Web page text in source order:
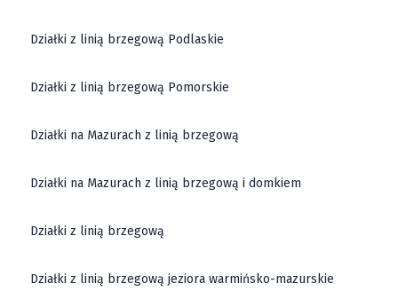
Działki z linią brzegową Podlaskie
Działki z linią brzegową Pomorskie
Działki na Mazurach z linią brzegową
Działki na Mazurach z linią brzegową i domkiem
Działki z linią brzegową
Działki z linią brzegową jeziora warmińsko-mazurskie